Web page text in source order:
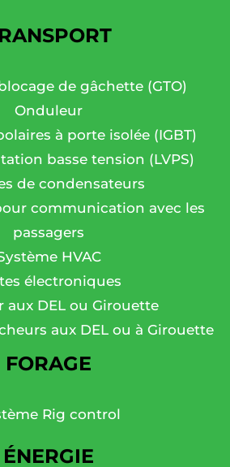
de gâchette (GTO)
Onduleur
à porte isolée (IGBT)
basse tension (LVPS)
de condensateurs
communication avec les
passagers
HVAC
électroniques
aux DEL ou Girouette
aux DEL ou à Girouette
FORAGE
Rig control
ÉNERGIE